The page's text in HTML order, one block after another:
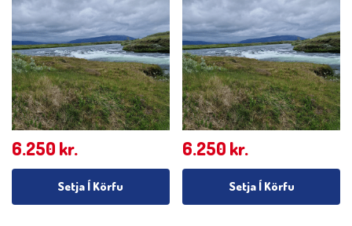
6.250 kr.
Setja Í Körfu
6.250 kr.
Setja Í Körfu